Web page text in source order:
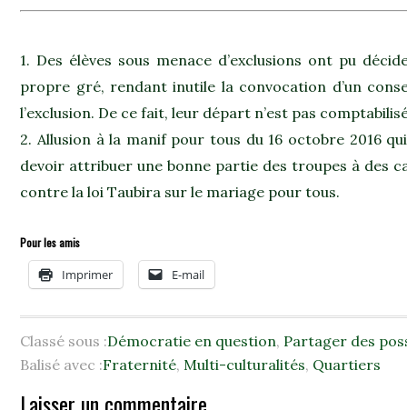
1. Des élèves sous menace d’exclusions ont pu
propre gré, rendant inutile la convocation d’un
l’exclusion. De ce fait, leur départ n’est pas
2. Allusion à la manif pour tous du 16 octobre 2016
devoir attribuer une bonne partie des troupes à des
contre la loi Taubira sur le mariage pour tous.
Pour les amis
Imprimer E-mail
Classé sous :Démocratie en question, Partager des
Balisé avec :Fraternité,Multi-culturalités, Quartiers